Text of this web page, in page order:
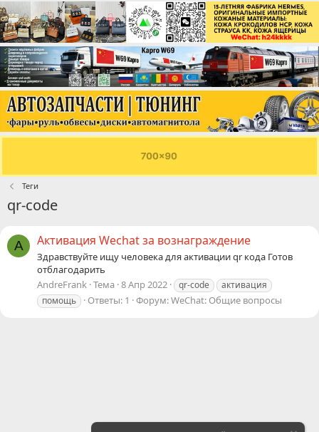
Теги
qr-code
A Активация Wechat за вознаграждение
Здравствуйте ищу человека для активации qr кода Готов
отблагодарить
AndreFrank Тема 8 Апр 2022 qr-code
активация
помощь
Ответы: 1 Форум:WeChat: Общие вопросы